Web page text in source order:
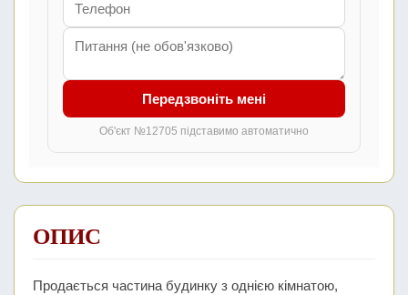
Передзвоніть мені
Об'єкт №12705 підставимо автоматично
ОПИС
Продається частина будинку з однією кімнатою,